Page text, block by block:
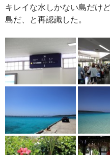
キレイな水しかない島だけ
島だ、と再認識した。